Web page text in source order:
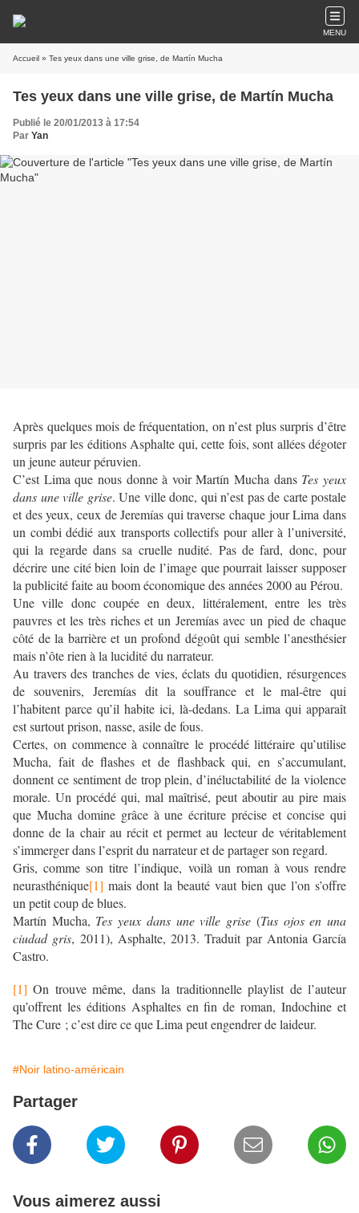
MENU
Accueil » Tes yeux dans une ville grise, de Martín Mucha
Tes yeux dans une ville grise, de Martín Mucha
Publié le 20/01/2013 à 17:54
Par Yan
Après quelques mois de fréquentation, on n’est plus surpris d’être
surpris par les éditions Asphalte qui, cette fois, sont allées dégoter
un jeune auteur péruvien.
C’est Lima que nous donne à voir Martín Mucha dans Tes yeux
dans une ville grise. Une ville donc, qui n’est pas de carte postale
et des yeux, ceux de Jeremías qui traverse chaque jour Lima dans
un combi dédié aux transports collectifs pour aller à l’université,
qui la regarde dans sa cruelle nudité. Pas de fard, donc, pour
décrire une cité bien loin de l’image que pourrait laisser supposer
la publicité faite au boom économique des années 2000 au Pérou.
Une ville donc coupée en deux, littéralement, entre les très
pauvres et les très riches et un Jeremías avec un pied de chaque
côté de la barrière et un profond dégoût qui semble l’anesthésier
mais n’ôte rien à la lucidité du narrateur.
Au travers des tranches de vies, éclats du quotidien, résurgences
de souvenirs, Jeremías dit la souffrance et le mal-être qui
l’habitent parce qu’il habite ici, là-dedans. La Lima qui apparaît
est surtout prison, nasse, asile de fous.
Certes, on commence à connaître le procédé littéraire qu’utilise
Mucha, fait de flashes et de flashback qui, en s’accumulant,
donnent ce sentiment de trop plein, d’inéluctabilité de la violence
morale. Un procédé qui, mal maîtrisé, peut aboutir au pire mais
que Mucha domine grâce à une écriture précise et concise qui
donne de la chair au récit et permet au lecteur de véritablement
s’immerger dans l’esprit du narrateur et de partager son regard.
Gris, comme son titre l’indique, voilà un roman à vous rendre
neurasthénique[1] mais dont la beauté vaut bien que l’on s’offre
un petit coup de blues.
Martín Mucha, Tes yeux dans une ville grise (Tus ojos en una
ciudad gris, 2011), Asphalte, 2013. Traduit par Antonia García
Castro.
[1] On trouve même, dans la traditionnelle playlist de l’auteur
qu’offrent les éditions Asphaltes en fin de roman, Indochine et
The Cure ; c’est dire ce que Lima peut engendrer de laideur.
#Noir latino-américain
Partager
Vous aimerez aussi